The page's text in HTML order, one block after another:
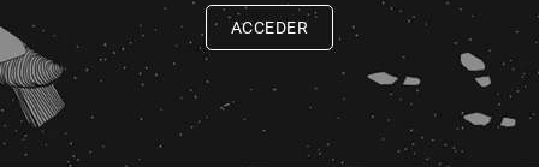
ACCEDER